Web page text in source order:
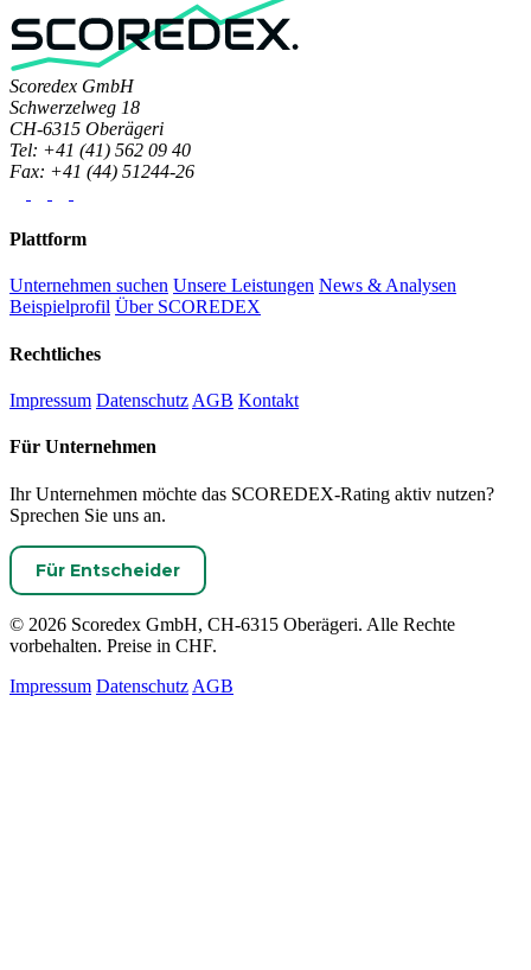
Scoredex GmbH
Schwerzelweg 18
CH-6315 Oberägeri
Tel: +41 (41) 562 09 40
Fax: +41 (44) 51244-26
Plattform
Unternehmen suchen Unsere Leistungen News & Analysen
Beispielprofil Über SCOREDEX
Rechtliches
Impressum Datenschutz AGB Kontakt
Für Unternehmen
Ihr Unternehmen möchte das SCOREDEX-Rating aktiv nutzen?
Sprechen Sie uns an.
Für Entscheider
© 2026 Scoredex GmbH, CH-6315 Oberägeri. Alle Rechte
vorbehalten. Preise in CHF.
Impressum Datenschutz AGB